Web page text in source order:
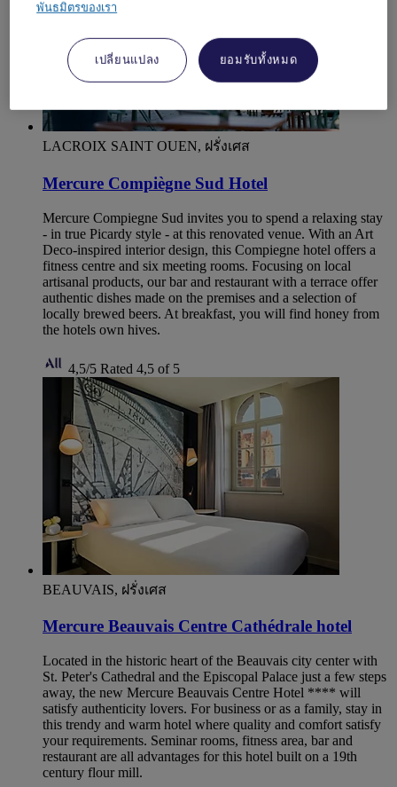
LACROIX SAINT OUEN, ฝรั่งเศส
Mercure Compiègne Sud Hotel
Mercure Compiegne Sud invites you to spend a relaxing stay
- in true Picardy style - at this renovated venue. With an Art
Deco-inspired interior design, this Compiegne hotel offers a
fitness centre and six meeting rooms. Focusing on local
artisanal products, our bar and restaurant with a terrace offer
authentic dishes made on the premises and a selection of
locally brewed beers. At breakfast, you will find honey from
the hotels own hives.
4,5/5 Rated 4,5 of 5
BEAUVAIS, ฝรั่งเศส
Mercure Beauvais Centre Cathédrale hotel
Located in the historic heart of the Beauvais city center with
St. Peter's Cathedral and the Episcopal Palace just a few steps
away, the new Mercure Beauvais Centre Hotel **** will
satisfy authenticity lovers. For business or as a family, stay in
this trendy and warm hotel where quality and comfort satisfy
your requirements. Seminar rooms, fitness area, bar and
restaurant are all advantages for this hotel built on a 19th
century flour mill.
พันธมิตรของเรา
เปลี่ยนแปลง ยอมรับทั้งหมด